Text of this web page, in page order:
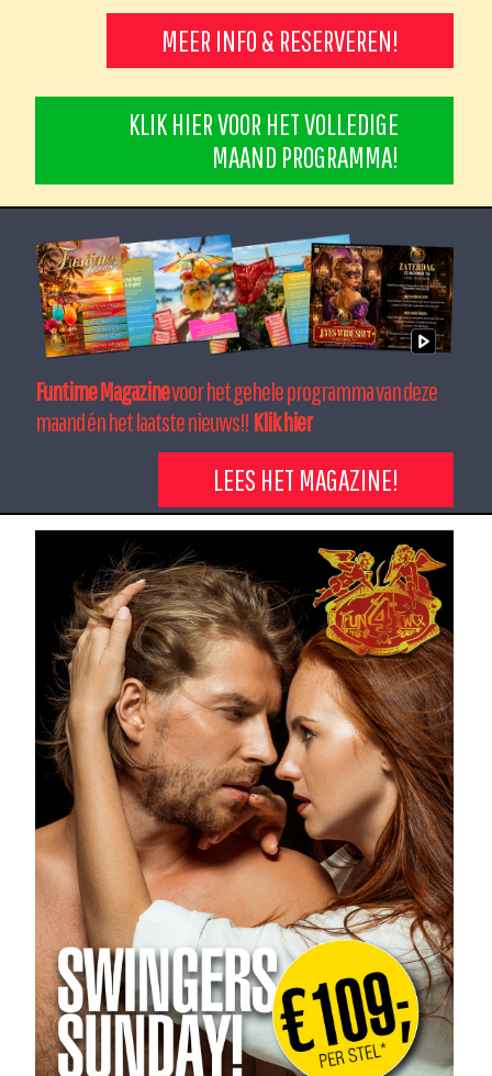
MEER INFO & RESERVEREN!
KLIK HIER VOOR HET VOLLEDIGE
MAAND PROGRAMMA!
Funtime Magazinevoor het gehele programma van deze
maand én het laatste nieuws!! Klik hier
LEES HET MAGAZINE!